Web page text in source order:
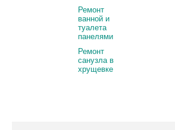
Ремонт
ванной и
туалета
панелями
Ремонт
санузла в
хрущевке